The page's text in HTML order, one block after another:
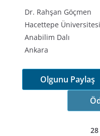
Dr. Rahşan Göçmen
Hacettepe
Anabilim Dalı
Ankara
Olgunu Paylaş